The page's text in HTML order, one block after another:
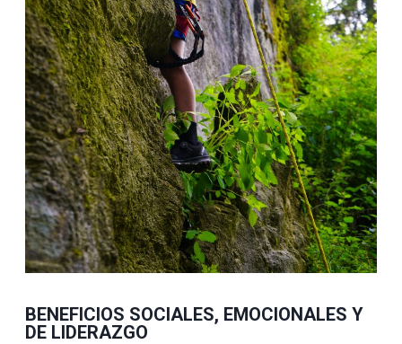
BENEFICIOS SOCIALES, EMOCIONALES Y
DE LIDERAZGO